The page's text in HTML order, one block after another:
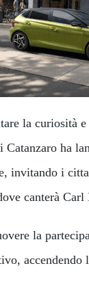
la curiosità
ha
invitando i
canterà Carl
la
accendendo